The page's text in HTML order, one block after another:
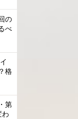
の
べ
格
第
わ